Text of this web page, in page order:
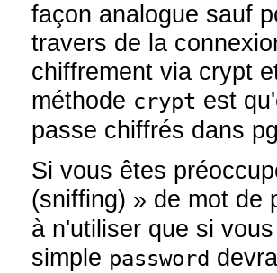
façon analogue sauf
travers de la
chiffrement via crypt
méthode crypt est
passe chiffrés dans
Si vous êtes
(sniffing) » de mot de
à n'utiliser que si
simple password